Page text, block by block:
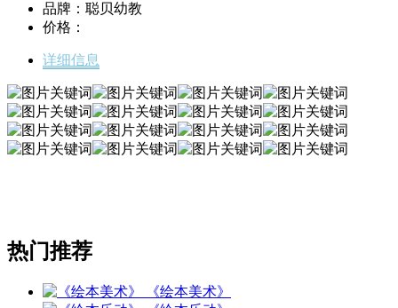
品牌：聪贝幼教
价格：
详细信息
热门推荐
《绘本美术》